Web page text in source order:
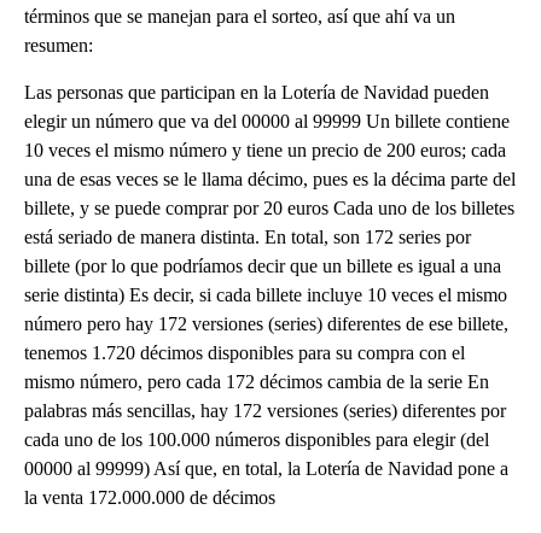
términos que se manejan para el sorteo, así que ahí va un
resumen:
Las personas que participan en la Lotería de Navidad pueden
elegir un número que va del 00000 al 99999 Un billete contiene
10 veces el mismo número y tiene un precio de 200 euros; cada
una de esas veces se le llama décimo, pues es la décima parte del
billete, y se puede comprar por 20 euros Cada uno de los billetes
está seriado de manera distinta. En total, son 172 series por
billete (por lo que podríamos decir que un billete es igual a una
serie distinta) Es decir, si cada billete incluye 10 veces el mismo
número pero hay 172 versiones (series) diferentes de ese billete,
tenemos 1.720 décimos disponibles para su compra con el
mismo número, pero cada 172 décimos cambia de la serie En
palabras más sencillas, hay 172 versiones (series) diferentes por
cada uno de los 100.000 números disponibles para elegir (del
00000 al 99999) Así que, en total, la Lotería de Navidad pone a
la venta 172.000.000 de décimos